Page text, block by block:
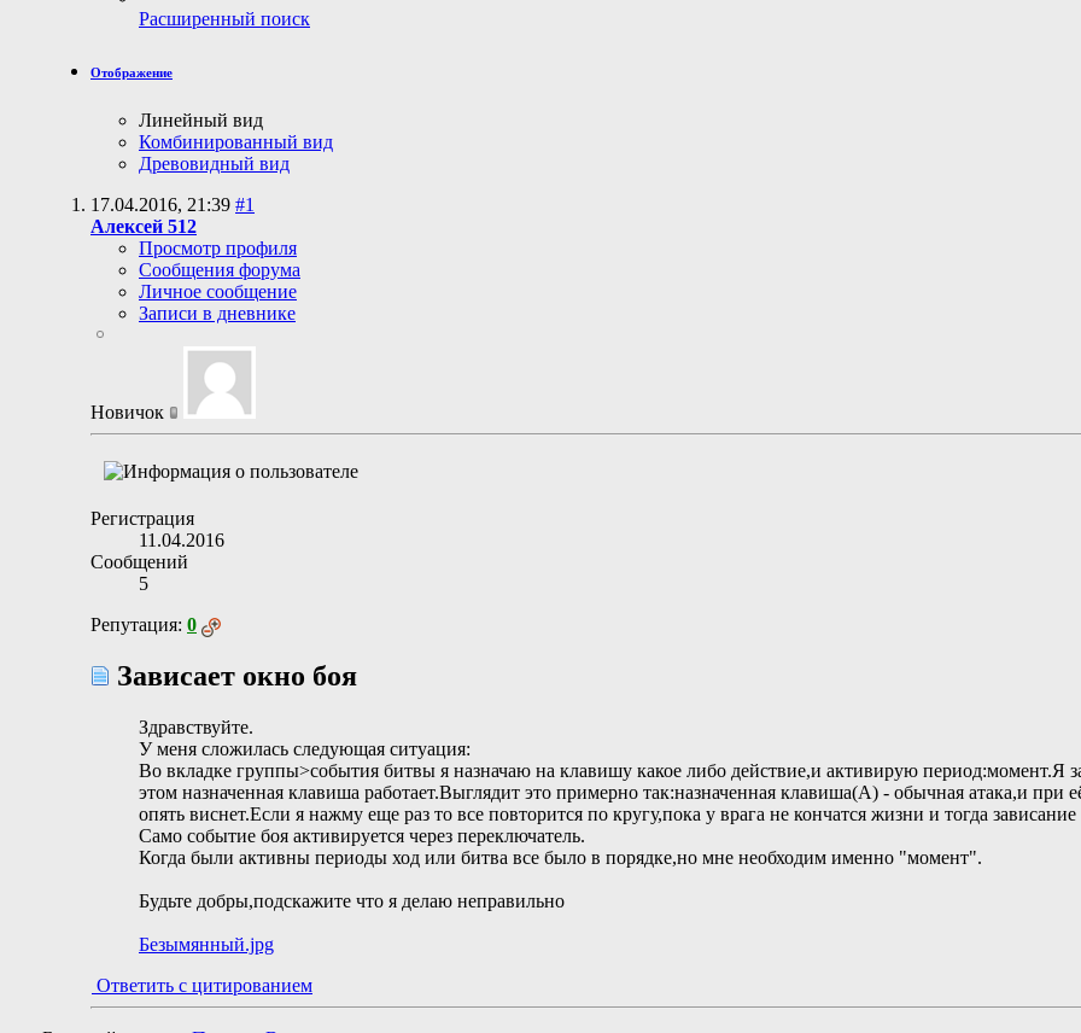
Расширенный поиск
Отображение
Линейный вид
Комбинированный вид
Древовидный вид
17.04.2016, 21:39 #1
Алексей 512
Просмотр профиля
Сообщения форума
Личное сообщение
Записи в дневнике
Новичок
Регистрация
11.04.2016
Сообщений
5
Репутация: 0
Зависает окно боя
Здравствуйте.
У меня сложилась следующая ситуация:
Во вкладке группы>события битвы я назначаю на клавишу какое либо действие,и активирую период:момент.Я
этом назначенная клавиша работает.Выглядит это примерно так:назначенная клавиша(А) - обычная атака,и при
опять виснет.Если я нажму еще раз то все повторится по кругу,пока у врага не кончатся жизни и тогда
Само событие боя активируется через переключатель.
Когда были активны периоды ход или битва все было в порядке,но мне необходим именно "момент".
Будьте добры,подскажите что я делаю неправильно
Безымянный.jpg
Ответить с цитированием